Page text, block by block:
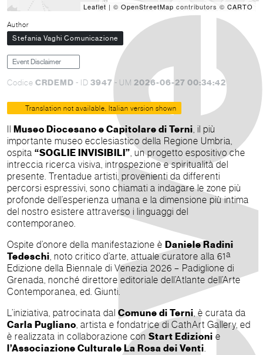
Leaflet | © OpenStreetMap contributors © CARTO
Author
Stefania Vaghi Comunicazione
Event Disclaimer
Codice CRDEMD - ID 3947 - UM 2026-06-27 00:34:42
Translation not available, Italian version shown
Il Museo Diocesano e Capitolare di Terni , il più
importante museo ecclesiastico della Regione Umbria,
ospita “SOGLIE INVISIBILI” , un progetto espositivo che
intreccia ricerca visiva, introspezione e spiritualità del
presente. Trentadue artisti, provenienti da differenti
percorsi espressivi, sono chiamati a indagare le zone più
profonde dell’esperienza umana e la dimensione più intima
del nostro esistere attraverso i linguaggi del
contemporaneo.
Ospite d’onore della manifestazione è Daniele Radini
Tedeschi , noto critico d’arte, attuale curatore alla 61ª
Edizione della Biennale di Venezia 2026 – Padiglione di
Grenada, nonché direttore editoriale dell’Atlante dell’Arte
Contemporanea, ed. Giunti.
L’iniziativa, patrocinata dal Comune di Terni , è curata da
Carla Pugliano , artista e fondatrice di CathArt Gallery, ed
è realizzata in collaborazione con Start Edizioni e
l’Associazione Culturale La Rosa dei Venti